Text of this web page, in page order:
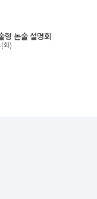
형 논술 설명회
화)